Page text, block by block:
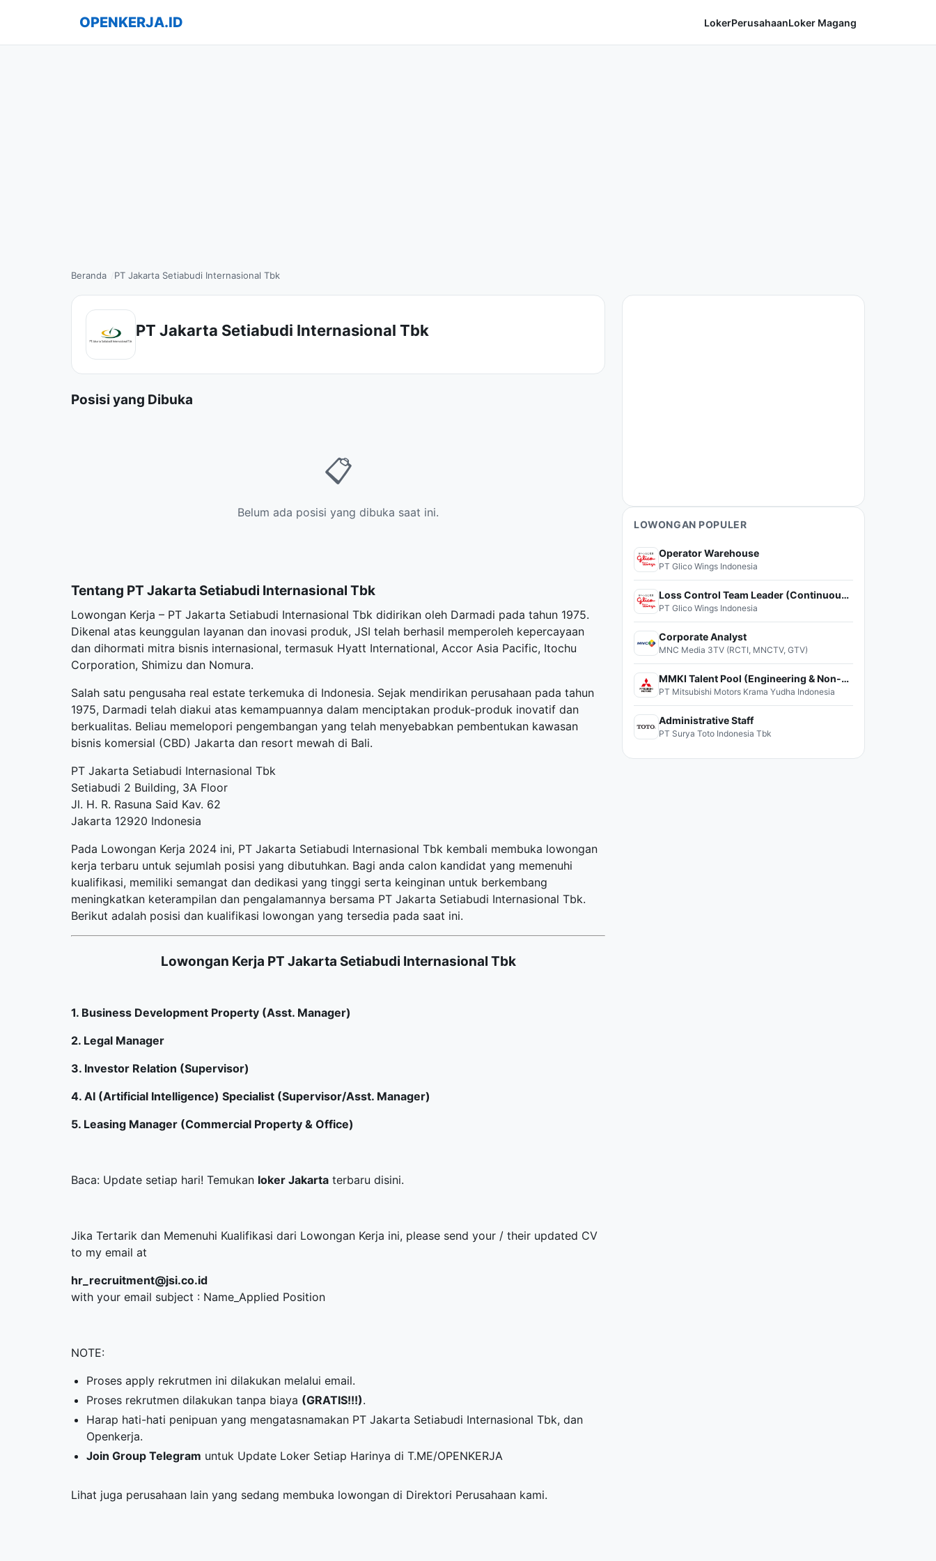
OPENKERJA.ID LokerPerusahaanLoker Magang
Beranda PT Jakarta Setiabudi Internasional Tbk
PT Jakarta Setiabudi Internasional Tbk
Posisi yang Dibuka
📋
Belum ada posisi yang dibuka saat ini.
Tentang PT Jakarta Setiabudi Internasional Tbk
Lowongan Kerja – PT Jakarta Setiabudi Internasional Tbk didirikan oleh Darmadi pada tahun 1975.
Dikenal atas keunggulan layanan dan inovasi produk, JSI telah berhasil memperoleh kepercayaan
dan dihormati mitra bisnis internasional, termasuk Hyatt International, Accor Asia Pacific, Itochu
Corporation, Shimizu dan Nomura.
Salah satu pengusaha real estate terkemuka di Indonesia. Sejak mendirikan perusahaan pada tahun
1975, Darmadi telah diakui atas kemampuannya dalam menciptakan produk-produk inovatif dan
berkualitas. Beliau memelopori pengembangan yang telah menyebabkan pembentukan kawasan
bisnis komersial (CBD) Jakarta dan resort mewah di Bali.
PT Jakarta Setiabudi Internasional Tbk
Setiabudi 2 Building, 3A Floor
Jl. H. R. Rasuna Said Kav. 62
Jakarta 12920 Indonesia
Pada Lowongan Kerja 2024 ini, PT Jakarta Setiabudi Internasional Tbk kembali membuka lowongan
kerja terbaru untuk sejumlah posisi yang dibutuhkan. Bagi anda calon kandidat yang memenuhi
kualifikasi, memiliki semangat dan dedikasi yang tinggi serta keinginan untuk berkembang
meningkatkan keterampilan dan pengalamannya bersama PT Jakarta Setiabudi Internasional Tbk.
Berikut adalah posisi dan kualifikasi lowongan yang tersedia pada saat ini.
Lowongan Kerja PT Jakarta Setiabudi Internasional Tbk
1. Business Development Property (Asst. Manager)
2. Legal Manager
3. Investor Relation (Supervisor)
4. AI (Artificial Intelligence) Specialist (Supervisor/Asst. Manager)
5. Leasing Manager (Commercial Property & Office)
Baca: Update setiap hari! Temukan loker Jakarta terbaru disini.
Jika Tertarik dan Memenuhi Kualifikasi dari Lowongan Kerja ini, please send your / their updated CV
to my email at
hr_recruitment@jsi.co.id
with your email subject : Name_Applied Position
NOTE:
Proses apply rekrutmen ini dilakukan melalui email.
Proses rekrutmen dilakukan tanpa biaya (GRATIS!!!).
Harap hati-hati penipuan yang mengatasnamakan PT Jakarta Setiabudi Internasional Tbk, dan
Openkerja.
Join Group Telegram untuk Update Loker Setiap Harinya diT.ME/OPENKERJA
Lihat juga perusahaan lain yang sedang membuka lowongan di Direktori Perusahaan kami.
LOWONGAN POPULER
Operator Warehouse
PT Glico Wings Indonesia
Loss Control Team Leader (Continuous Improvement)
PT Glico Wings Indonesia
Corporate Analyst
MNC Media 3TV (RCTI, MNCTV, GTV)
MMKI Talent Pool (Engineering & Non-Engineering)
PT Mitsubishi Motors Krama Yudha Indonesia
Administrative Staff
PT Surya Toto Indonesia Tbk